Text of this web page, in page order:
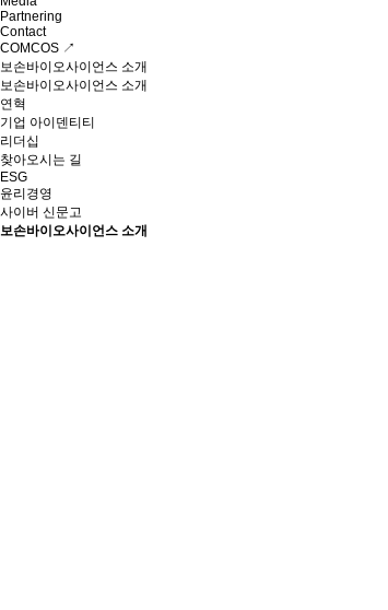
Partnering
Contact
COMCOS ↗
보손바이오사이언스 소개
보손바이오사이언스 소개
연혁
기업 아이덴티티
리더십
찾아오시는 길
ESG
윤리경영
사이버 신문고
보손바이오사이언스 소개